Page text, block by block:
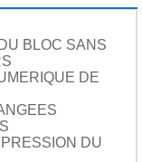
BLOC SANS
DE
DU